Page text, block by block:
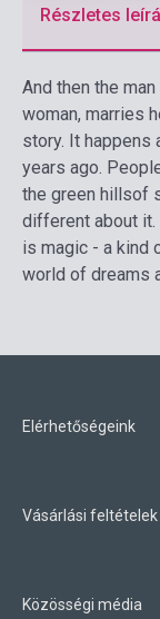
Részletes
And then the
woman, marries
story. It happens
years ago.
the green hillsof
different about it.
is magic - a kind
world of dreams
Elérhetőségeink
Vásárlási feltételek
Közösségi média